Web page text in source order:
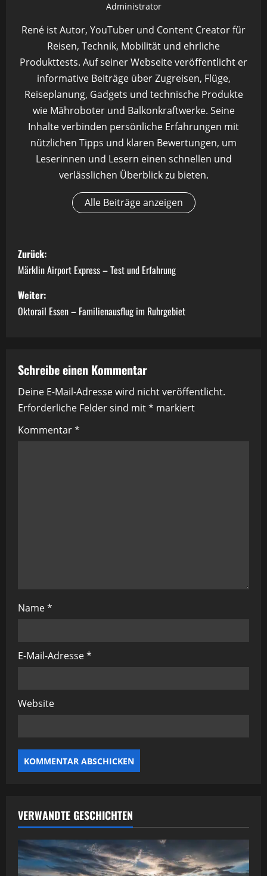
Administrator
René ist Autor, YouTuber und Content Creator für
Reisen, Technik, Mobilität und ehrliche
Produkttests. Auf seiner Webseite veröffentlicht er
informative Beiträge über Zugreisen, Flüge,
Reiseplanung, Gadgets und technische Produkte
wie Mähroboter und Balkonkraftwerke. Seine
Inhalte verbinden persönliche Erfahrungen mit
nützlichen Tipps und klaren Bewertungen, um
Leserinnen und Lesern einen schnellen und
verlässlichen Überblick zu bieten.
Alle Beiträge anzeigen
B
e
i
t
a
g
s
t
o
Zurück:
Märklin Airport Express – Test und Erfahrung
Weiter:
Oktorail Essen – Familienausflug im Ruhrgebiet
Schreibe einen Kommentar
Deine E-Mail-Adresse wird nicht veröffentlicht.
Erforderliche Felder sind mit* markiert
Kommentar*
Name*
E-Mail-Adresse*
Website
VERWANDTE GESCHICHTEN